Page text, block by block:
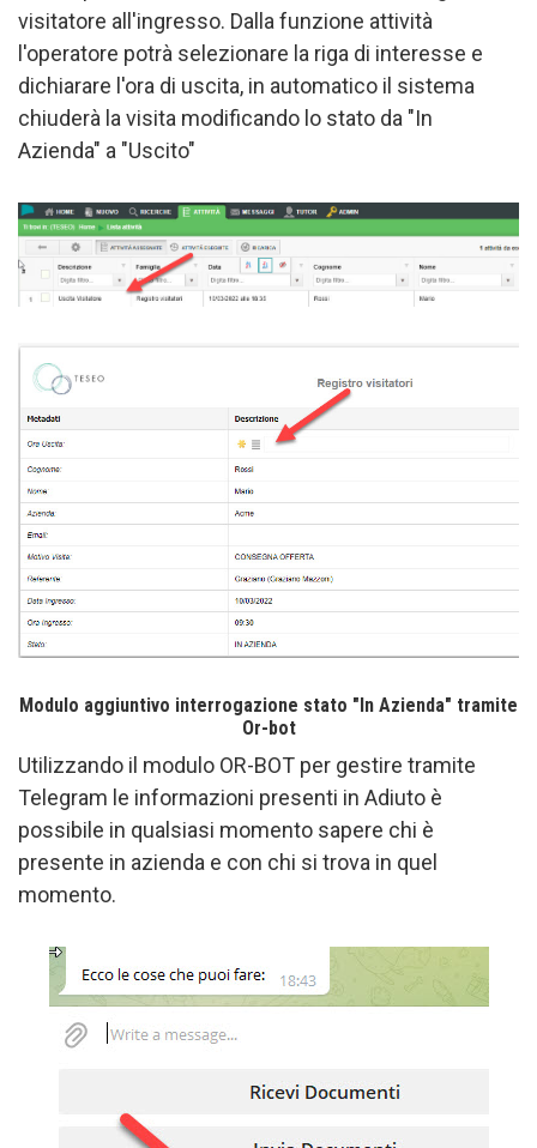
visitatore all'ingresso. Dalla funzione attività
l'operatore potrà selezionare la riga di interesse e
dichiarare l'ora di uscita, in automatico il sistema
chiuderà la visita modificando lo stato da "In
Azienda" a "Uscito"
Modulo aggiuntivo interrogazione stato "In Azienda" tramite
Or-bot
Utilizzando il modulo OR-BOT per gestire tramite
Telegram le informazioni presenti in Adiuto è
possibile in qualsiasi momento sapere chi è
presente in azienda e con chi si trova in quel
momento.